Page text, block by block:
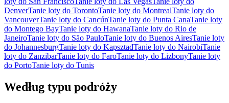
DenverTanie loty do TorontoTanie loty do MontrealTanie loty do
VancouverTanie loty do CancúnTanie loty do Punta CanaTanie loty
do Montego BayTanie loty do HawanaTanie loty do Rio de
JaneiroTanie loty do São PauloTanie loty do Buenos AiresTanie loty
do JohannesburgTanie loty do KapsztadTanie loty do NairobiTanie
loty do ZanzibarTanie loty do FaroTanie loty do LizbonyTanie loty
do PortoTanie loty do Tunis
Według typu podróży